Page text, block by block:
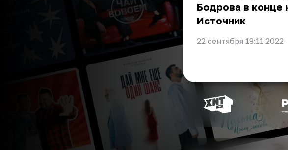
Бодрова в конце
Источник
22 сентября 19:11 2022